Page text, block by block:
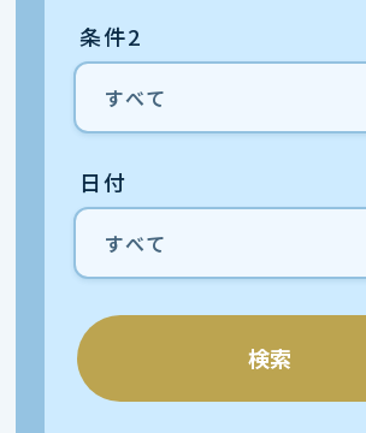
条件2
日付
検索